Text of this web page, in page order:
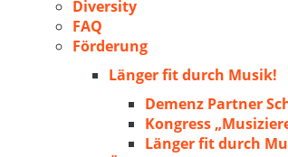
Diversity
FAQ
Förderung
Länger fit durch Musik!
Demenz Partner
Kongress
Länger fit durch